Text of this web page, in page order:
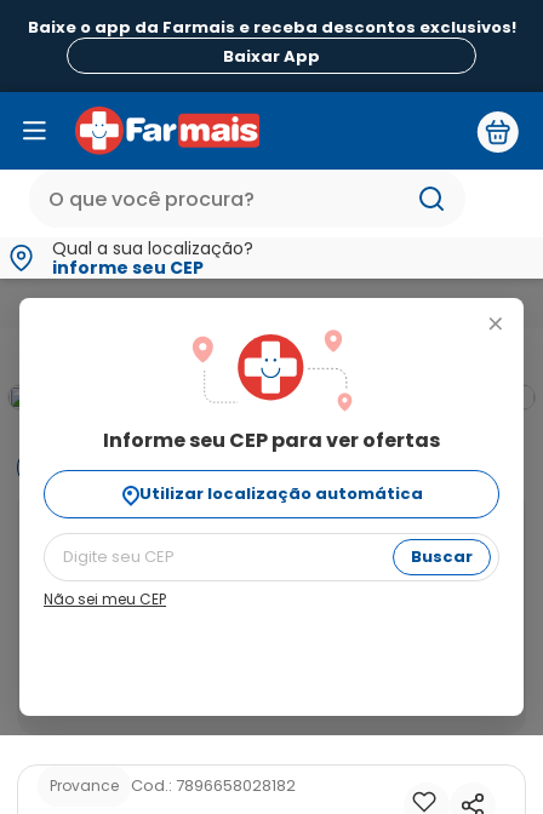
Baixe o app da Farmais e receba descontos exclusivos!
Baixar App
Qual a sua localização?
informe seu CEP
+
Informe seu CEP para ver ofertas
Utilizar localização automática
Buscar
Não sei meu CEP
Informações
Probiótico isolado do leite materno, cuja composição
contém o Lactobacillus reuteri DSM17938. Único em
comprimidos mastigáveis. ProVance pode auxiliar no
funcionamento do intestino, ao inibir o crescimento de
Provance Cod.: 7896658028182